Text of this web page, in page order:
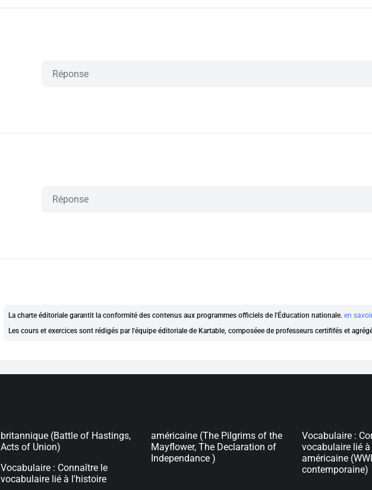
La charte éditoriale garantit la conformité des contenus aux programmes officiels de l'Éducation nationale. en
Les cours et exercices sont rédigés par l'équipe éditoriale de Kartable, composéee de professeurs certififés et
britannique (Battle of Hastings,
Acts of Union)
Vocabulaire : Connaître le
vocabulaire lié à l'histoire
américaine (The Pilgrims of the
Mayflower, The Declaration of
Independance )
Vocabulaire :
vocabulaire lié
américaine
contemporaine)